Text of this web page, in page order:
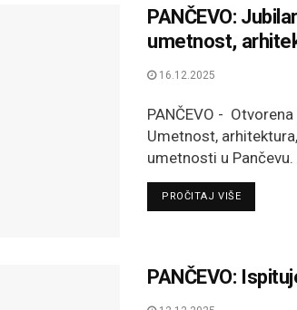
PANČEVO:
umetnost,
16.12.2025
PANČEVO -
Umetnost,
umetnosti u Pančevu.
PROČITAJ VIŠEDETAILS
PANČEVO: